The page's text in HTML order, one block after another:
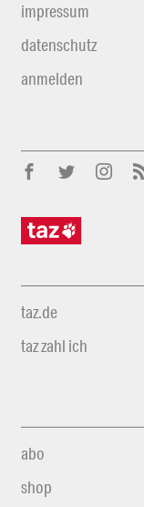
impressum
datenschutz
anmelden
taz.de
taz zahl ich
abo
shop